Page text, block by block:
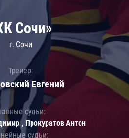
Сочи»
г. Сочи
Тренер:
Евгений
судьи:
, Прокуратов Антон
судьи: